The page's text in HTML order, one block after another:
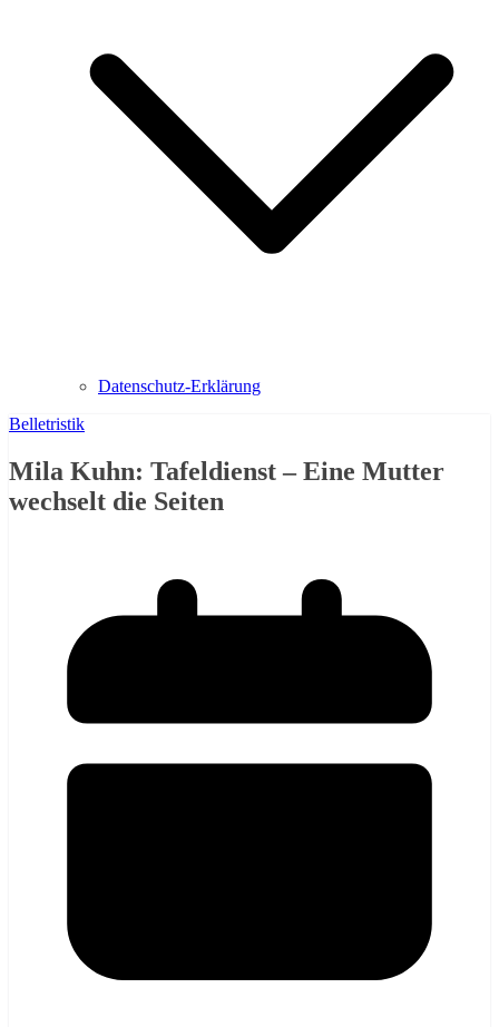
Datenschutz-Erklärung
Belletristik
Mila Kuhn: Tafeldienst – Eine Mutter
wechselt die Seiten